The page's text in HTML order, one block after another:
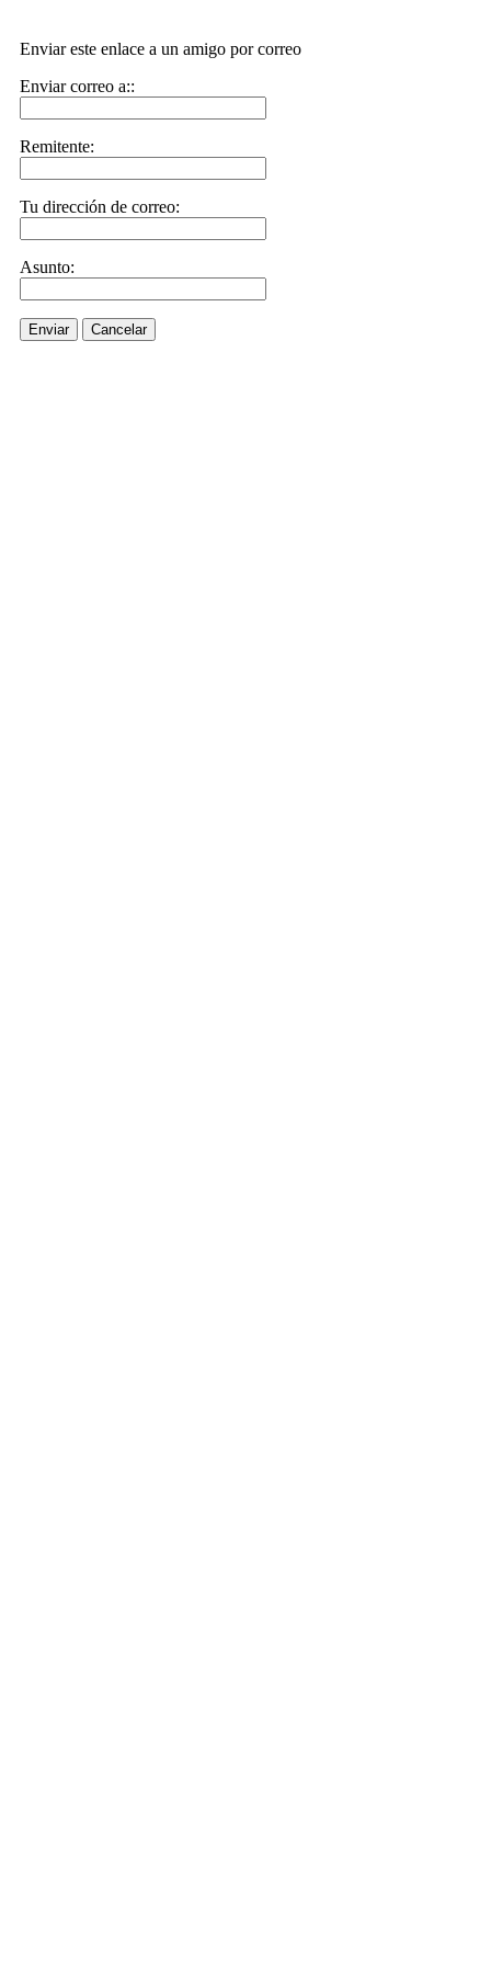
Enviar este enlace a un amigo por correo
Enviar correo a::
Remitente:
Tu dirección de correo:
Asunto:
Enviar Cancelar